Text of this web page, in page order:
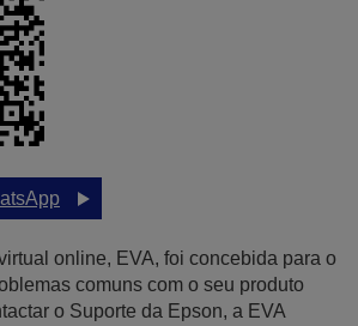
online, EVA, foi concebida para o
comuns com o seu produto
o Suporte da Epson, a EVA